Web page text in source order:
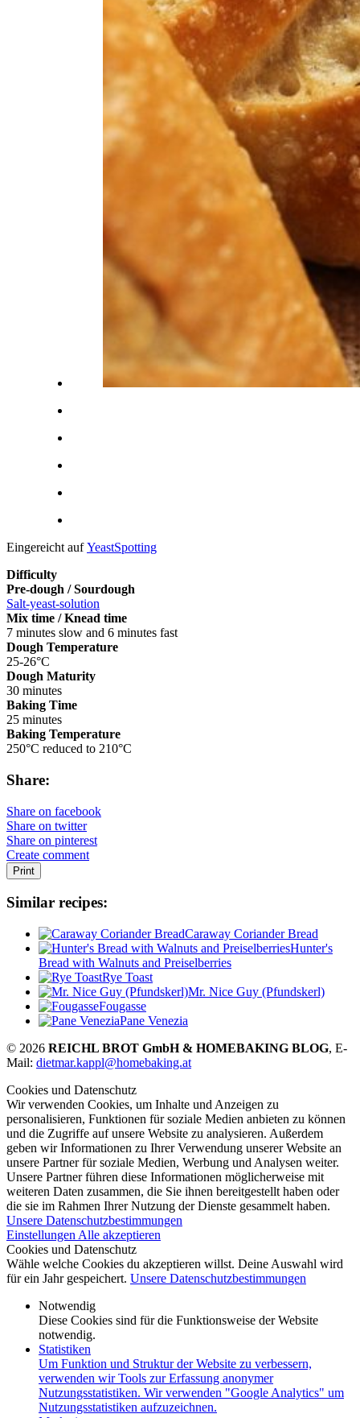
Eingereicht aufYeastSpotting
Difficulty
Pre-dough / Sourdough
Salt-yeast-solution
Mix time / Knead time
7 minutes slow and 6 minutes fast
Dough Temperature
25-26°C
Dough Maturity
30 minutes
Baking Time
25 minutes
Baking Temperature
250°C reduced to 210°C
Share:
Share on facebook
Share on twitter
Share on pinterest
Create comment
Print
Similar recipes:
Caraway Coriander Bread
Hunter's
Bread with Walnuts and Preiselberries
Rye Toast
Mr. Nice Guy (Pfundskerl)
Fougasse
Pane Venezia
© 2026 REICHL BROT GmbH & HOMEBAKING BLOG, E-
Mail: dietmar.kappl@homebaking.at
Cookies und Datenschutz
Wir verwenden Cookies, um Inhalte und Anzeigen zu
personalisieren, Funktionen für soziale Medien anbieten zu können
und die Zugriffe auf unsere Website zu analysieren. Außerdem
geben wir Informationen zu Ihrer Verwendung unserer Website an
unsere Partner für soziale Medien, Werbung und Analysen weiter.
Unsere Partner führen diese Informationen möglicherweise mit
weiteren Daten zusammen, die Sie ihnen bereitgestellt haben oder
die sie im Rahmen Ihrer Nutzung der Dienste gesammelt haben.
Unsere Datenschutzbestimmungen
Einstellungen Alle akzeptieren
Cookies und Datenschutz
Wähle welche Cookies du akzeptieren willst. Deine Auswahl wird
für ein Jahr gespeichert. Unsere Datenschutzbestimmungen
Notwendig
Diese Cookies sind für die Funktionsweise der Website
notwendig.
Statistiken
Um Funktion und Struktur der Website zu verbessern,
verwenden wir Tools zur Erfassung anonymer
Nutzungsstatistiken. Wir verwenden "Google Analytics" um
Nutzungsstatistiken aufzuzeichnen.